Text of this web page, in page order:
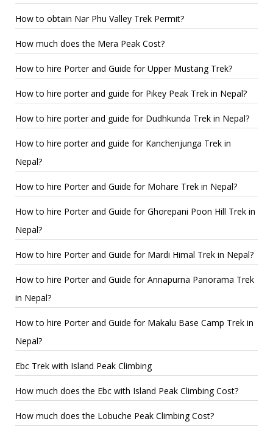
How to obtain Nar Phu Valley Trek Permit?
How much does the Mera Peak Cost?
How to hire Porter and Guide for Upper Mustang Trek?
How to hire porter and guide for Pikey Peak Trek in Nepal?
How to hire porter and guide for Dudhkunda Trek in Nepal?
How to hire porter and guide for Kanchenjunga Trek in
Nepal?
How to hire Porter and Guide for Mohare Trek in Nepal?
How to hire Porter and Guide for Ghorepani Poon Hill Trek in
Nepal?
How to hire Porter and Guide for Mardi Himal Trek in Nepal?
How to hire Porter and Guide for Annapurna Panorama Trek
in Nepal?
How to hire Porter and Guide for Makalu Base Camp Trek in
Nepal?
Ebc Trek with Island Peak Climbing
How much does the Ebc with Island Peak Climbing Cost?
How much does the Lobuche Peak Climbing Cost?